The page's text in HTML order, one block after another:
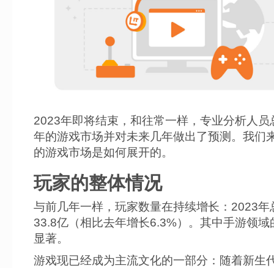
2023年即将结束，和往常一样，专业分析人员
年的游戏市场并对未来几年做出了预测。我们
的游戏市场是如何展开的。
玩家的整体情况
与前几年一样，玩家数量在持续增长：2023年
33.8亿（相比去年增长6.3%）。其中手游领域
显著。
游戏现已经成为主流文化的一部分：随着新生